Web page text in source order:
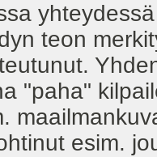
teon
"paha"
esim.